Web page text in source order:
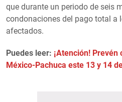
que durante un periodo de seis
condonaciones del pago total a
afectados.
Puedes leer: ¡Atención!
México-Pachuca este 13 y 14